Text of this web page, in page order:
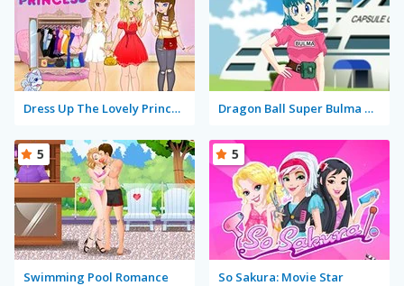
Dress Up The Lovely Princess Dragon Ball Super Bulma Dress Up
Swimming Pool Romance
5
So Sakura: Movie Star
5